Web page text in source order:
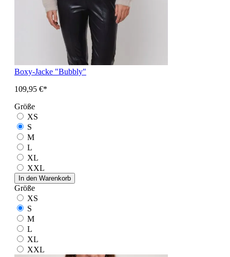
Boxy-Jacke "Bubbly"
109,95 €*
Größe
XS
S
M
L
XL
XXL
In den Warenkorb
Größe
XS
S
M
L
XL
XXL